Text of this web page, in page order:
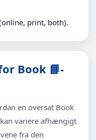
print, both).
Book 📘-
en oversat Book
variere afhængigt
fra den